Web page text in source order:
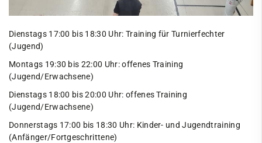
Dienstags 17:00 bis 18:30 Uhr: Training für Turnierfechter
(Jugend)
Montags 19:30 bis 22:00 Uhr: offenes Training
(Jugend/Erwachsene)
Dienstags 18:00 bis 20:00 Uhr: offenes Training
(Jugend/Erwachsene)
Donnerstags 17:00 bis 18:30 Uhr: Kinder- und Jugendtraining
(Anfänger/Fortgeschrittene)
Ringen
Schießen
Schwimmen
Segeln
Tennis